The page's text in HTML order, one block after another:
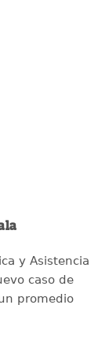
y Asistencia
caso de
promedio